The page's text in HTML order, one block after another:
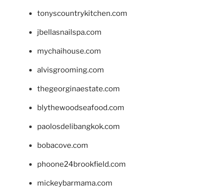
tonyscountrykitchen.com
jbellasnailspa.com
mychaihouse.com
alvisgrooming.com
thegeorginaestate.com
blythewoodseafood.com
paolosdelibangkok.com
bobacove.com
phoone24brookfield.com
mickeybarmama.com